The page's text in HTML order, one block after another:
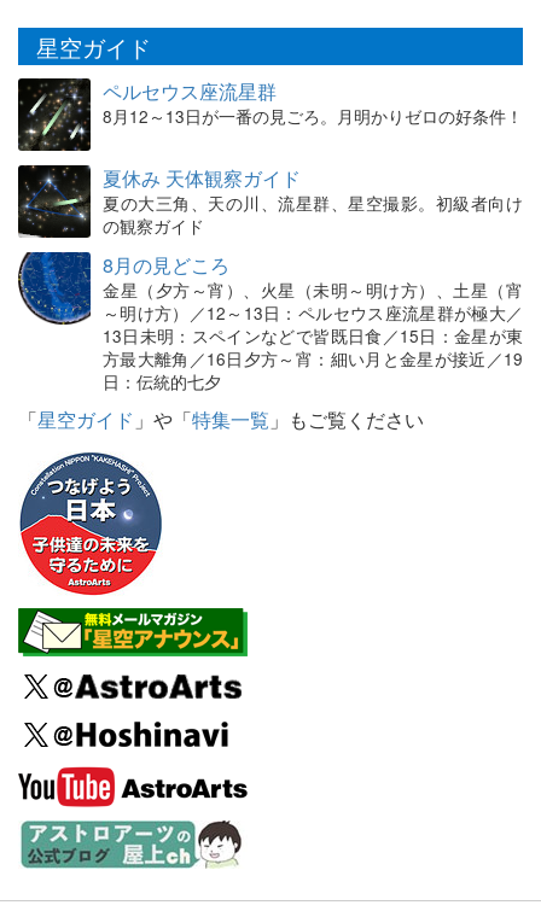
星空ガイド
ペルセウス座流星群
8月12～13日が一番の見ごろ。月明かりゼロの好条件！
夏休み 天体観察ガイド
夏の大三角、天の川、流星群、星空撮影。初級者向け
の観察ガイド
8月の見どころ
金星（夕方～宵）、火星（未明～明け方）、土星（宵
～明け方）／12～13日：ペルセウス座流星群が極大／
13日未明：スペインなどで皆既日食／15日：金星が東
方最大離角／16日夕方～宵：細い月と金星が接近／19
日：伝統的七夕
「星空ガイド 」や「特集一覧 」もご覧ください